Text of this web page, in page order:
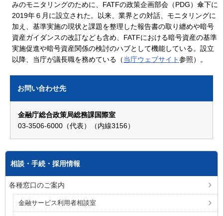
みのモニタリングのために、FATFの政策企画部会（PDG）傘下に
2019年６月に設立された。以来、業界との対話、モニタリングに
加え、基準実施の現状と課題を整理した報告書の取り纏めや暗号
資産ガイダンスの改訂なども含め、FATFにおける暗号資産の基準
実施促進や暗号資産関係の検討のハブとして機能している。設立
以降、当庁が議長職を務めている（当庁ウェブサイト参照）。
お問い合わせ先
金融庁総合政策局総務課国際室
03-3506-6000（代表）（内線3156）
相談・手続・採用情報
各種窓口のご案内
金融サービス利用者相談室